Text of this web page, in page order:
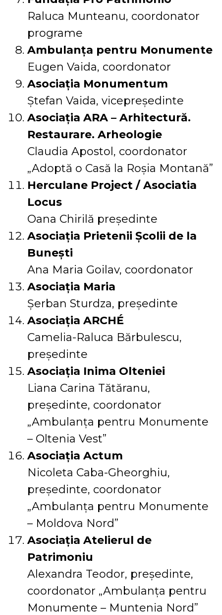
Raluca Munteanu, coordonator
programe
Ambulanța pentru Monumente
Eugen Vaida, coordonator
Asociația Monumentum
Ștefan Vaida, vicepreședinte
Asociația ARA – Arhitectură.
Restaurare. Arheologie
Claudia Apostol, coordonator
„Adoptă o Casă la Roșia Montană”
Herculane Project / Asociatia
Locus
Oana Chirilă președinte
Asociația Prietenii Școlii de la
Bunești
Ana Maria Goilav, coordonator
Asociația Maria
Șerban Sturdza, președinte
Asociația ARCHÉ
Camelia-Raluca Bărbulescu,
președinte
Asociația Inima Olteniei
Liana Carina Tătăranu,
președinte, coordonator
„Ambulanța pentru Monumente
– Oltenia Vest”
Asociația Actum
Nicoleta Caba-Gheorghiu,
președinte, coordonator
„Ambulanța pentru Monumente
– Moldova Nord”
Asociația Atelierul de
Patrimoniu
Alexandra Teodor, președinte,
coordonator „Ambulanța pentru
Monumente – Muntenia Nord”